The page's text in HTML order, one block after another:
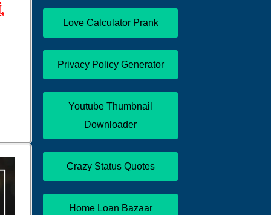
Love Calculator Prank
Privacy Policy Generator
Youtube Thumbnail
Downloader
Crazy Status Quotes
Home Loan Bazaar